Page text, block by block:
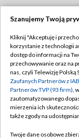
Abonament TVP
Emisja w TVP
Centrum
Naziemna
Szanujemy Twoją
Kliknij "Akceptuję i
korzystanie z technologii
dostęp do informacji na
przechowywanie oraz na
nas, czyli Telewizję Polską
Zaufanych Partnerów z
Partnerów TVP (93 firm),
zautomatyzowanego
mierzenia ich
także zgody na
Twoje dane osobowe